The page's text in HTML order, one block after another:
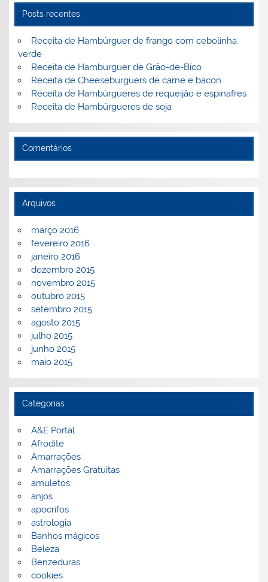
k
Posts recentes
Receita de Hambúrguer de frango com cebolinha
verde
Receita de Hamburguer de Grão-de-Bico
Receita de Cheeseburguers de carne e bacon
Receita de Hambúrgueres de requeijão e espinafres
Receita de Hambúrgueres de soja
Comentários
Arquivos
março 2016
fevereiro 2016
janeiro 2016
dezembro 2015
novembro 2015
outubro 2015
setembro 2015
agosto 2015
julho 2015
junho 2015
maio 2015
Categorias
A&E Portal
Afrodite
Amarrações
Amarrações Gratuitas
amuletos
anjos
apocrifos
astrologia
Banhos mágicos
Beleza
Benzeduras
cookies